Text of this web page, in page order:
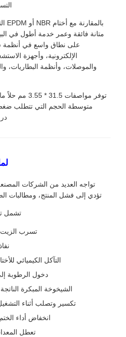
متانة فائقة وعمر خدمة أطول في
على نطاق واسع في أنظمة
الإلكترونية، وأجهزة
والموصلات، وأنظمة البطاريات،
توفر مواصفات
متوسطة الحجم التي تتطلب ضغطًا
تواجه العديد من الشركات
تؤدي إلى فشل المنتج، ومطالبات
تشمل
تسرب الزيت
التآكل الكيميائي
دخول الرطوبة
الشيخوخة المبكرة
تكسير وتصلب أثناء
انخفاض أداء
تعطل